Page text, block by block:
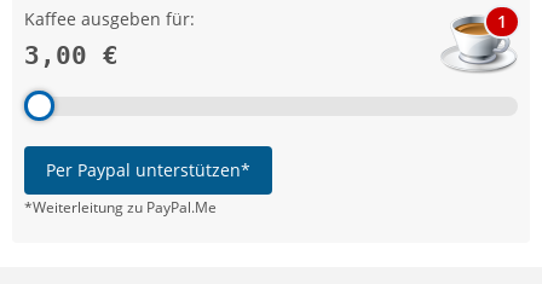
Kaffee ausgeben für:
3,00 €
1
Per Paypal unterstützen*
*Weiterleitung zu PayPal.Me